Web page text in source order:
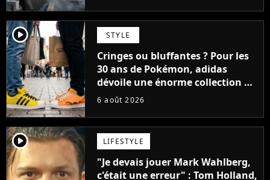
player2 STYLE
Cringes ou bluffantes ? Pour les
30 ans de Pokémon, adidas
dévoile une énorme collection de
sneakers et je ne sais pas quoi en
6 août 2026
player2 LIFESTYLE
"Je devais jouer Mark Wahlberg,
c'était une erreur" : Tom Holland,